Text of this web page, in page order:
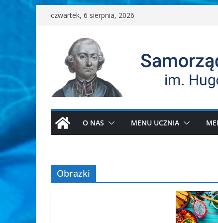
Przejdźczwartek, 6 sierpnia, 2026
O NAS MENU UCZNIA
Obrazki